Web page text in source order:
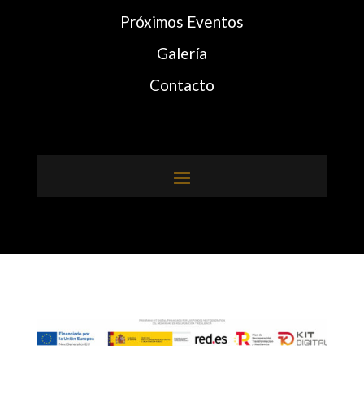
Próximos Eventos
Galería
Contacto